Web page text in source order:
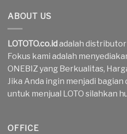
ABOUT US
LOTOTO.co.idadalah distributor
Fokus kami adalah
ONEBIZ yang Berkualitas,
Jika Anda ingin menjadi bagian
untuk menjual LOTO silahkan
OFFICE